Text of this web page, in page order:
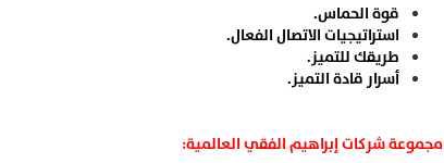
قوة الحماس.
استراتيجيات الاتصال الفعال.
طريقك للتميز.
أسرار قادة التميز.
مجموعة شركات إبراهيم الفقي العالمية: